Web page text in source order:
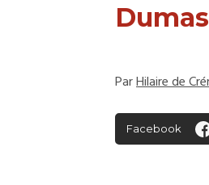
Dumas
ParHilaire de
Facebook